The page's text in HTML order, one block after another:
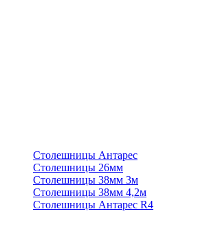
Столешницы Антарес
Столешницы 26мм
Столешницы 38мм 3м
Столешницы 38мм 4,2м
Столешницы Антарес R4